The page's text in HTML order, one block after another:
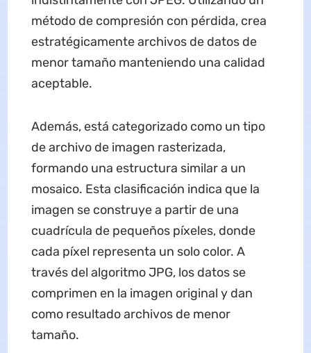
método de compresión con pérdida, crea
estratégicamente archivos de datos de
menor tamaño manteniendo una calidad
aceptable.
Además, está categorizado como un tipo
de archivo de imagen rasterizada,
formando una estructura similar a un
mosaico. Esta clasificación indica que la
imagen se construye a partir de una
cuadrícula de pequeños píxeles, donde
cada píxel representa un solo color. A
través del algoritmo JPG, los datos se
comprimen en la imagen original y dan
como resultado archivos de menor
tamaño.